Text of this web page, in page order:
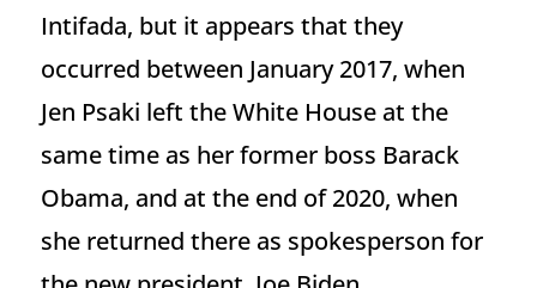
Intifada, but it appears that they
occurred between January 2017, when
Jen Psaki left the White House at the
same time as her former boss Barack
Obama, and at the end of 2020, when
she returned there as spokesperson for